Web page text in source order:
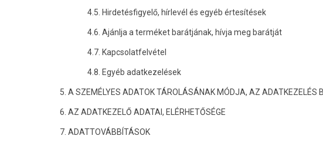
4.5. Hirdetésfigyelő, hírlevél és egyéb értesítések
4.6. Ajánlja a terméket barátjának, hívja meg barátját
4.7. Kapcsolatfelvétel
4.8. Egyéb adatkezelések
5. A SZEMÉLYES ADATOK TÁROLÁSÁNAK MÓDJA, AZ ADATKEZELÉS
6. AZ ADATKEZELŐ ADATAI, ELÉRHETŐSÉGE
7. ADATTOVÁBBÍTÁSOK